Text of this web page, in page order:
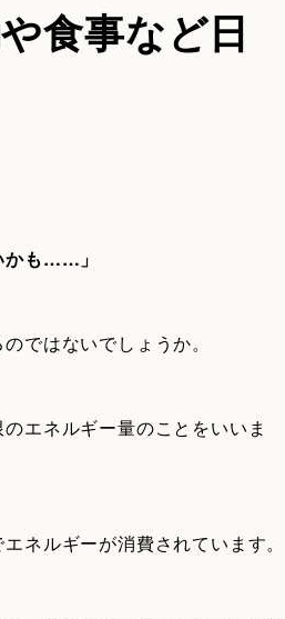
食事など日
かも……」
ではないでしょうか。
エネルギー量のことをいいま
ネルギーが消費されています。